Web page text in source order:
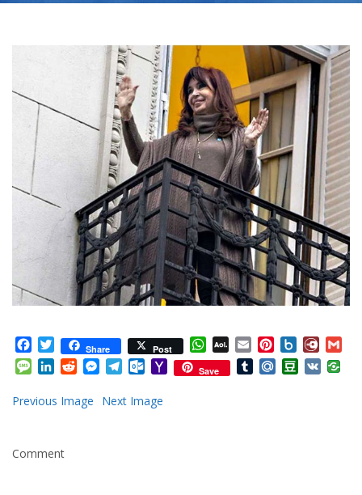
Facebook
TwitterShare Post WhatsApp
AOL
Mail
Email Pinterest
Box.net
Message
LinkedIn
RedditMessenger
Telegram
Outlook.com
Yahoo
Mail
Save TumblrMail.RuDouban
VK
Previous Image Next Image
Comment